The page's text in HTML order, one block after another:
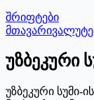
შრიფტები
მთავარი
უზბეკური
უზბეკური